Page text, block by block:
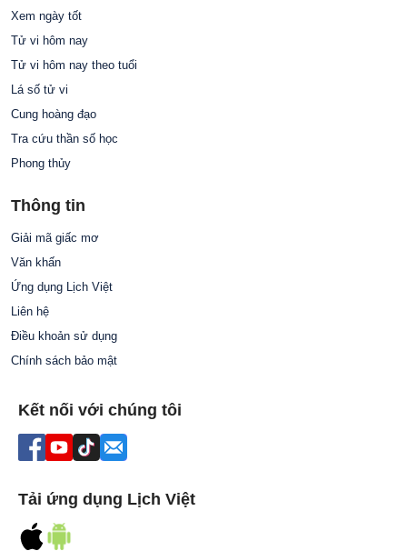
Xem ngày tốt
Tử vi hôm nay
Tử vi hôm nay theo tuổi
Lá số tử vi
Cung hoàng đạo
Tra cứu thần số học
Phong thủy
Thông tin
Giải mã giấc mơ
Văn khấn
Ứng dụng Lịch Việt
Liên hệ
Điều khoản sử dụng
Chính sách bảo mật
Kết nối với chúng tôi
Tải ứng dụng Lịch Việt